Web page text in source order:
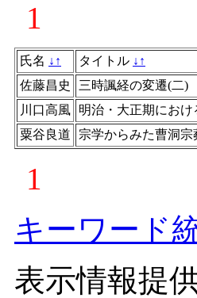
1
氏名 ↓ ↑ タイトル ↓ ↑
佐藤昌史
三時諷経の変遷(二)
川口高風
明治・大正期にお
粟谷良道
宗学からみた曹洞
1
キーワード
表示情報提